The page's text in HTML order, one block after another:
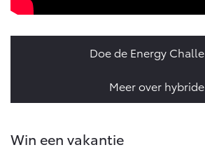
OOK ALS BATTERIJ-
Vanaf € 37.500,-
Doe de Energy
Meer over hybride
Win een vakantie